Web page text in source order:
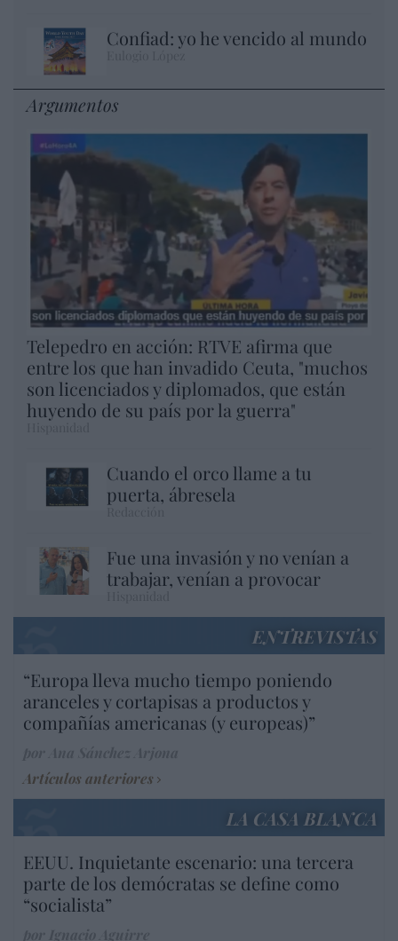
Confiad: yo he vencido al mundo
Argumentos
Telepedro en acción: RTVE afirma que
entre los que han invadido Ceuta, "muchos
son licenciados y diplomados, que están
huyendo de su país por la guerra"
Cuando el orco llame a tu
puerta, ábresela
Fue una invasión y no venían a
trabajar, venían a provocar
ENTREVISTAS
“Europa lleva mucho tiempo poniendo
aranceles y cortapisas a productos y
compañías americanas (y europeas)”
Artículos anteriores
LA CASA BLANCA
EEUU. Inquietante escenario: una tercera
parte de los demócratas se define como
“socialista”